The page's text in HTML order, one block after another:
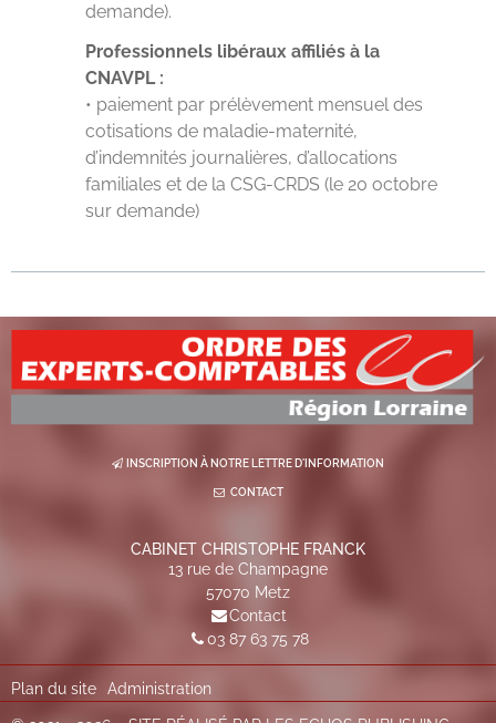
demande).
Professionnels libéraux affiliés à la
CNAVPL :
• paiement par prélèvement mensuel des
cotisations de maladie-maternité,
d’indemnités journalières, d’allocations
familiales et de la CSG-CRDS (le 20 octobre
sur demande)
INSCRIPTION À NOTRE LETTRE D'INFORMATION
CONTACT
CABINET CHRISTOPHE FRANCK
13 rue de Champagne
57070 Metz
Contact
03 87 63 75 78
Plan du site Administration